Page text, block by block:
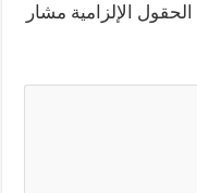
الحقول الإلزامية مشار